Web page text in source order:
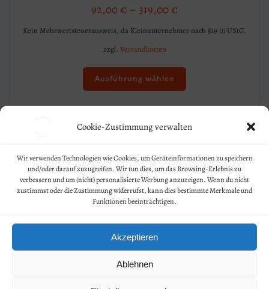
Cookie-Zustimmung verwalten
Wir verwenden Technologien wie Cookies, um Geräteinformationen zu speichern
und/oder darauf zuzugreifen. Wir tun dies, um das Browsing-Erlebnis zu
verbessern und um (nicht) personalisierte Werbung anzuzeigen. Wenn du nicht
zustimmst oder die Zustimmung widerrufst, kann dies bestimmte Merkmale und
Funktionen beeinträchtigen.
Akzeptieren
Ablehnen
92,00€ – 319,00€
Kein Mehrwertsteuerausweis, da Kleinunternehmer nach §19 (1) UStG.
zzgl. Versandkosten
Ausführung wählen
Dieses
weist
mehrere
auf.
Optionen
können
auf
gewählt
Geschäftsbedingungen
Kontakt
Datenschutz
Impressum